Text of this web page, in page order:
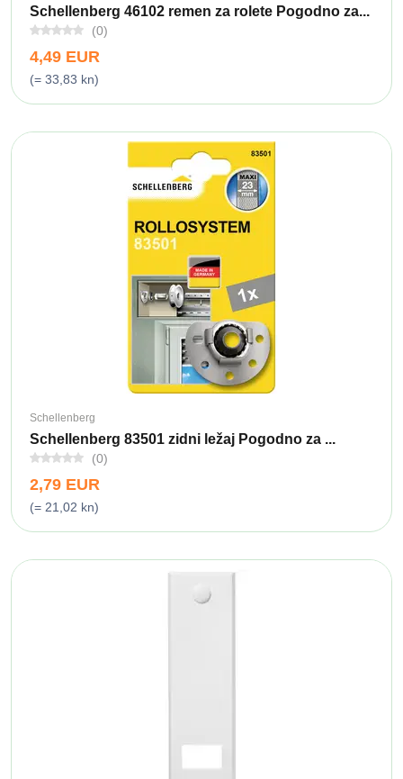
Schellenberg 46102 remen za rolete Pogodno za...
(0)
4,49 EUR
(= 33,83 kn)
Schellenberg
Schellenberg 83501 zidni ležaj Pogodno za ...
(0)
2,79 EUR
(= 21,02 kn)